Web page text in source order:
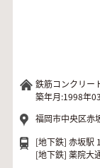
鉄筋コンクリー
築年月:1998年
福岡市中央区赤
[地下鉄] 赤坂駅
[地下鉄] 薬院大